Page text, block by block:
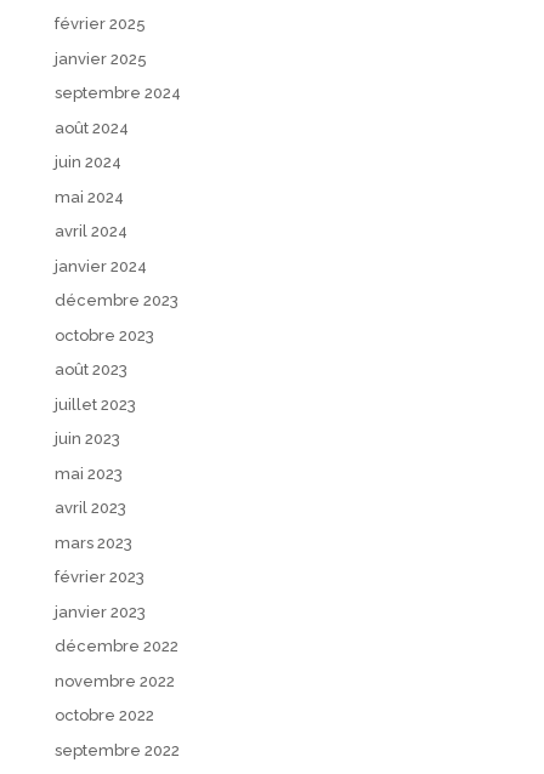
février 2025
janvier 2025
septembre 2024
août 2024
juin 2024
mai 2024
avril 2024
janvier 2024
décembre 2023
octobre 2023
août 2023
juillet 2023
juin 2023
mai 2023
avril 2023
mars 2023
février 2023
janvier 2023
décembre 2022
novembre 2022
octobre 2022
septembre 2022